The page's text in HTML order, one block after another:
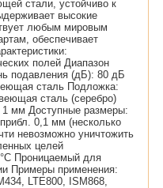
стали, устойчиво к
высокие
любым мировым
обеспечивает
полей Диапазон
подавления (дБ): 80 дБ
сталь Подложка:
сталь (серебро)
мм Доступные размеры:
0,1 мм (несколько
невозможно уничтожить
целей
Проницаемый для
Примеры применения:
LTE800, ISM868,